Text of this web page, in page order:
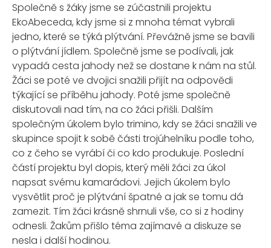
Společně s žáky jsme se zúčastnili projektu
EkoAbeceda, kdy jsme si z mnoha témat vybrali
jedno, které se týká plýtvání. Převážně jsme se bavili
o plýtvání jídlem. Společně jsme se podívali, jak
vypadá cesta jahody než se dostane k nám na stůl.
Žáci se poté ve dvojici snažili přijít na odpovědi
týkající se příběhu jahody. Poté jsme společně
diskutovali nad tím, na co žáci přišli. Dalším
společným úkolem bylo trimino, kdy se žáci snažili ve
skupince spojit k sobě části trojúhelníku podle toho,
co z čeho se vyrábí či co kdo produkuje. Poslední
částí projektu byl dopis, který měli žáci za úkol
napsat svému kamarádovi. Jejich úkolem bylo
vysvětlit proč je plýtvání špatné a jak se tomu dá
zamezit. Tím žáci krásně shrnuli vše, co si z hodiny
odnesli. Žakům přišlo téma zajímavé a diskuze se
nesla i další hodinou.